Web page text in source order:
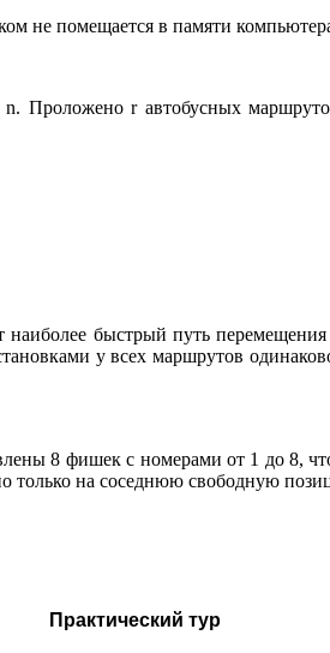
не помещается в памяти
Проложено r автобусных
быстрый путь
у всех маршрутов
8 фишек с номерами от 1 до 8,
только на соседнюю свободную
Практический тур